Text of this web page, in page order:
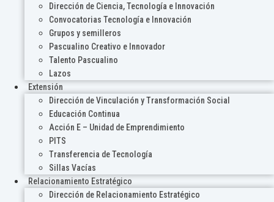
Dirección de Ciencia, Tecnología e Innovación
Convocatorias Tecnología e Innovación
Grupos y semilleros
Pascualino Creativo e Innovador
Talento Pascualino
Lazos
Extensión
Dirección de Vinculación y Transformación Social
Educación Continua
Acción E – Unidad de Emprendimiento
PITS
Transferencia de Tecnología
Sillas Vacías
Relacionamiento Estratégico
Dirección de Relacionamiento Estratégico